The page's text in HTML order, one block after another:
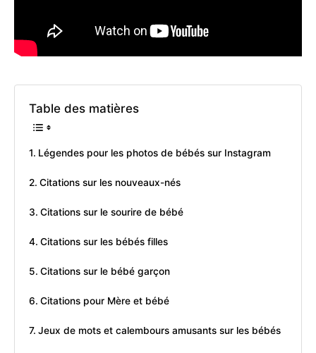
Table des matières
Légendes pour les photos de bébés sur Instagram
Citations sur les nouveaux-nés
Citations sur le sourire de bébé
Citations sur les bébés filles
Citations sur le bébé garçon
Citations pour Mère et bébé
Jeux de mots et calembours amusants sur les bébés